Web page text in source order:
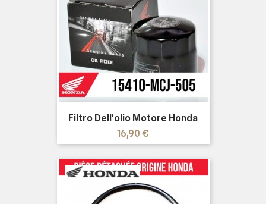
Filtro Dell'olio Motore Honda
Prezzo
16,90 €